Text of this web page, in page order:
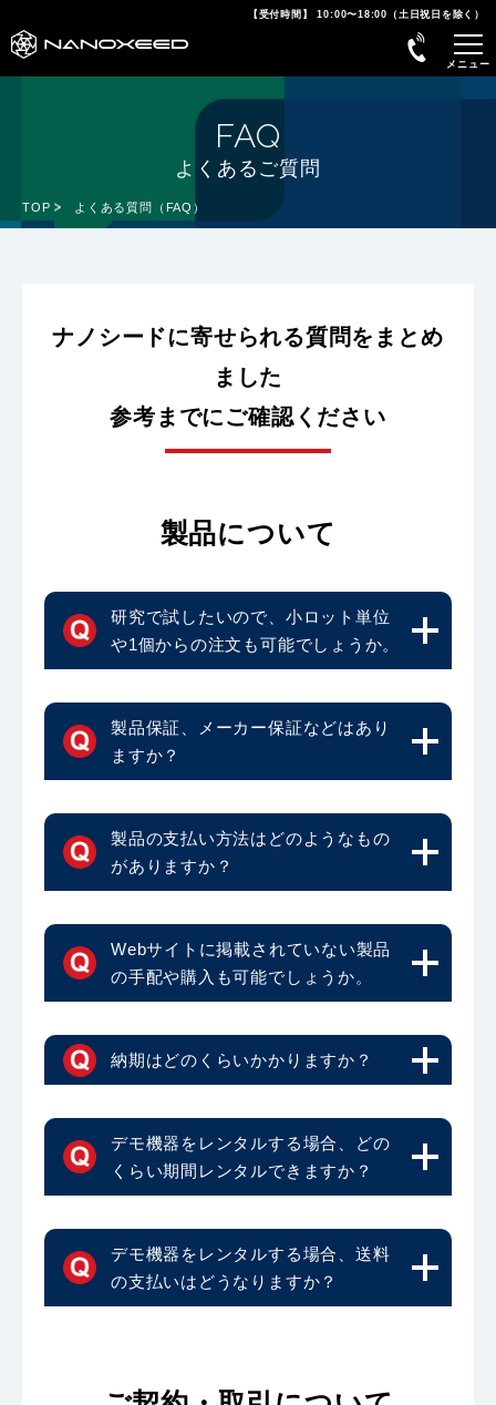
【受付時間】 10:00〜18:00（土日祝日を除く）
FAQ
よくあるご質問
TOP よくある質問（FAQ）
ナノシードに寄せられる質問をまとめ
ました
参考までにご確認ください
製品について
研究で試したいので、小ロット単位
や1個からの注文も可能でしょうか。
製品保証、メーカー保証などはあり
ますか？
製品の支払い方法はどのようなもの
がありますか？
Webサイトに掲載されていない製品
の手配や購入も可能でしょうか。
納期はどのくらいかかりますか？
デモ機器をレンタルする場合、どの
くらい期間レンタルできますか？
デモ機器をレンタルする場合、送料
の支払いはどうなりますか？